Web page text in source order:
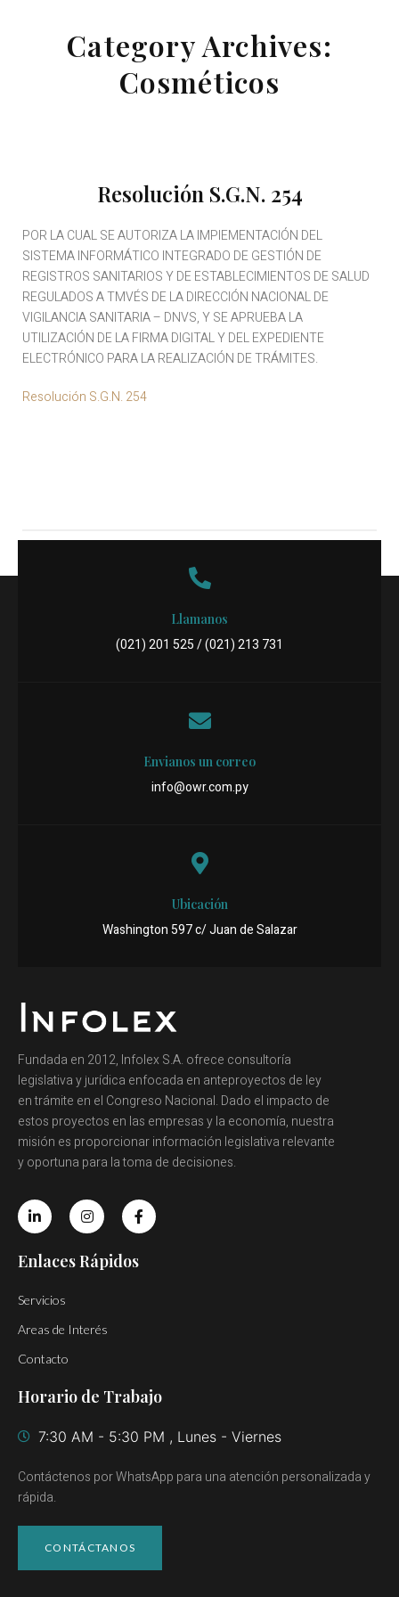
Category Archives:
Cosméticos
Resolución S.G.N. 254
POR LA CUAL SE AUTORIZA LA IMPIEMENTACIÓN DEL
SISTEMA INFORMÁTICO INTEGRADO DE GESTIÓN DE
REGISTROS SANITARIOS Y DE ESTABLECIMIENTOS DE SALUD
REGULADOS A TMVÉS DE LA DIRECCIÓN NACIONAL DE
VIGILANCIA SANITARIA – DNVS, Y SE APRUEBA LA
UTILIZACIÓN DE LA FIRMA DIGITAL Y DEL EXPEDIENTE
ELECTRÓNICO PARA LA REALIZACIÓN DE TRÁMITES.
Resolución S.G.N. 254
Llamanos
(021) 201 525 / (021) 213 731
Envianos un correo
info@owr.com.py
Ubicación
Washington 597 c/ Juan de Salazar
Fundada en 2012, Infolex S.A. ofrece consultoría
legislativa y jurídica enfocada en anteproyectos de ley
en trámite en el Congreso Nacional. Dado el impacto de
estos proyectos en las empresas y la economía, nuestra
misión es proporcionar información legislativa relevante
y oportuna para la toma de decisiones.
Enlaces Rápidos
Servicios
Areas de Interés
Contacto
Horario de Trabajo
7:30 AM - 5:30 PM , Lunes - Viernes
Contáctenos por WhatsApp para una atención personalizada y
rápida.
CONTÁCTANOS